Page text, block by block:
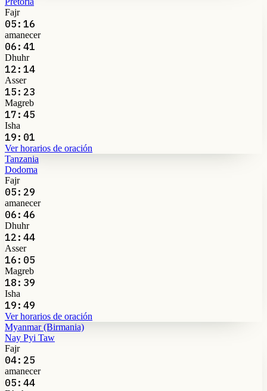
Fajr
05:16
amanecer
06:41
Dhuhr
12:14
Asser
15:23
Magreb
17:45
Isha
19:01
Ver horarios de oración
Tanzania
Dodoma
Fajr
05:29
amanecer
06:46
Dhuhr
12:44
Asser
16:05
Magreb
18:39
Isha
19:49
Ver horarios de oración
Myanmar (Birmania)
Nay Pyi Taw
Fajr
04:25
amanecer
05:44